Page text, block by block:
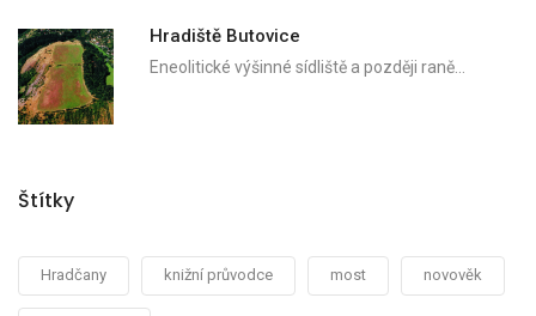
Hradiště Butovice
Eneolitické výšinné sídliště a později raně…
Štítky
Hradčany knižní průvodce most novověk